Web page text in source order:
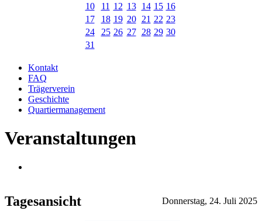
10
11 12 13 14 15 16
17
18 19 20 21 22 23
24
25 26 27 28 29 30
31
Kontakt
FAQ
Trägerverein
Geschichte
Quartiermanagement
Veranstaltungen
Tagesansicht Donnerstag, 24. Juli 2025